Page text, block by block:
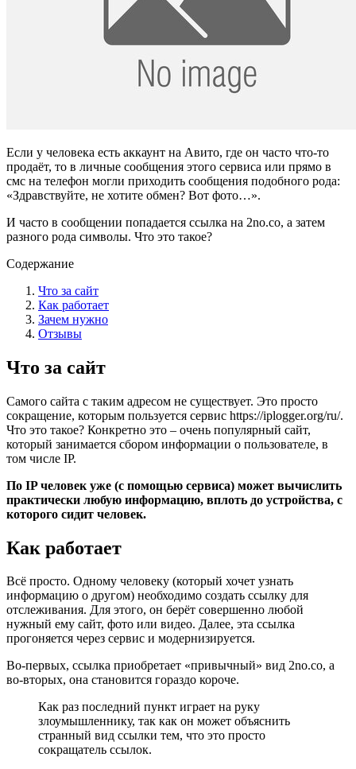
Если у человека есть аккаунт на Авито, где он часто что-то
продаёт, то в личные сообщения этого сервиса или прямо в
смс на телефон могли приходить сообщения подобного рода:
«Здравствуйте, не хотите обмен? Вот фото…».
И часто в сообщении попадается ссылка на 2no.co, а затем
разного рода символы. Что это такое?
Содержание
Что за сайт
Как работает
Зачем нужно
Отзывы
Что за сайт
Самого сайта с таким адресом не существует. Это просто
сокращение, которым пользуется сервис https://iplogger.org/ru/.
Что это такое? Конкретно это – очень популярный сайт,
который занимается сбором информации о пользователе, в
том числе IP.
По IP человек уже (с помощью сервиса) может вычислить
практически любую информацию, вплоть до устройства, с
которого сидит человек.
Как работает
Всё просто. Одному человеку (который хочет узнать
информацию о другом) необходимо создать ссылку для
отслеживания. Для этого, он берёт совершенно любой
нужный ему сайт, фото или видео. Далее, эта ссылка
прогоняется через сервис и модернизируется.
Во-первых, ссылка приобретает «привычный» вид 2no.co, а
во-вторых, она становится гораздо короче.
Как раз последний пункт играет на руку
злоумышленнику, так как он может объяснить
странный вид ссылки тем, что это просто
сокращатель ссылок.